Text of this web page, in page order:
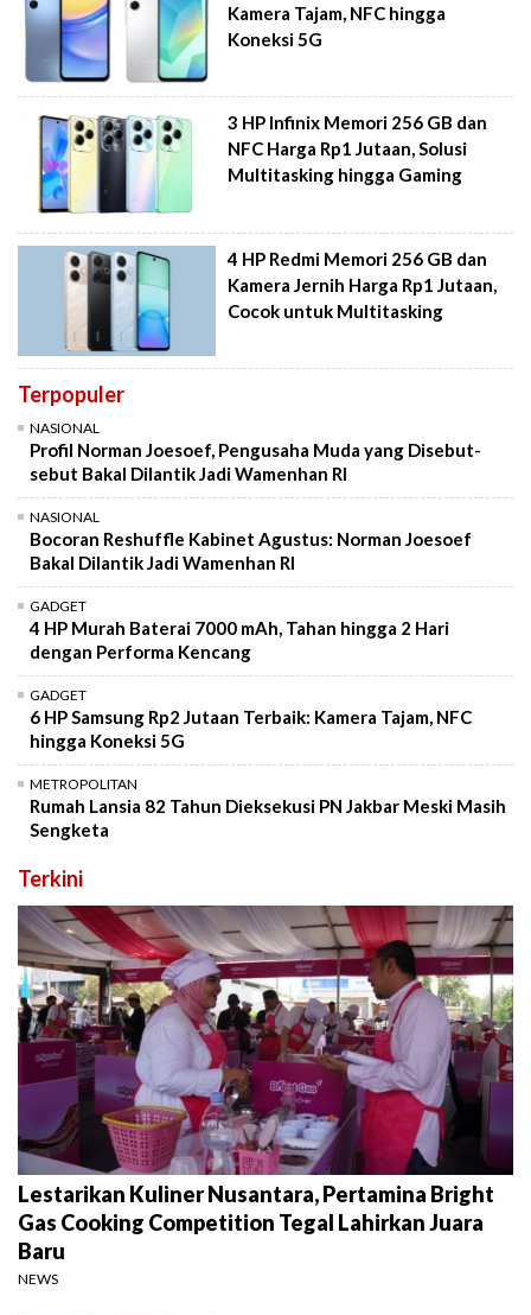
Kamera Tajam, NFC hingga
Koneksi 5G
3 HP Infinix Memori 256 GB dan
NFC Harga Rp1 Jutaan, Solusi
Multitasking hingga Gaming
4 HP Redmi Memori 256 GB dan
Kamera Jernih Harga Rp1 Jutaan,
Cocok untuk Multitasking
Terpopuler
NASIONAL
Profil Norman Joesoef, Pengusaha Muda yang Disebut-
sebut Bakal Dilantik Jadi Wamenhan RI
NASIONAL
Bocoran Reshuffle Kabinet Agustus: Norman Joesoef
Bakal Dilantik Jadi Wamenhan RI
GADGET
4 HP Murah Baterai 7000 mAh, Tahan hingga 2 Hari
dengan Performa Kencang
GADGET
6 HP Samsung Rp2 Jutaan Terbaik: Kamera Tajam, NFC
hingga Koneksi 5G
METROPOLITAN
Rumah Lansia 82 Tahun Dieksekusi PN Jakbar Meski Masih
Sengketa
Terkini
Lestarikan Kuliner Nusantara, Pertamina Bright
Gas Cooking Competition Tegal Lahirkan Juara
Baru
NEWS